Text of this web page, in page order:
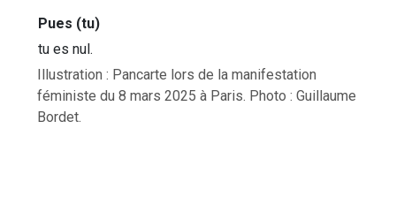
Pues (tu)
tu es nul.
Illustration : Pancarte lors de la manifestation
féministe du 8 mars 2025 à Paris. Photo : Guillaume
Bordet.